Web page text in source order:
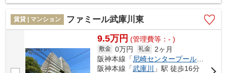
賃貸 | マンション ファミール武庫川東
9.5万円 (管理費等：- )
敷金 0万円 礼金
2ヶ月
阪神本線「 尼崎センタープール前
阪神本線「武庫川
」駅 徒歩16分